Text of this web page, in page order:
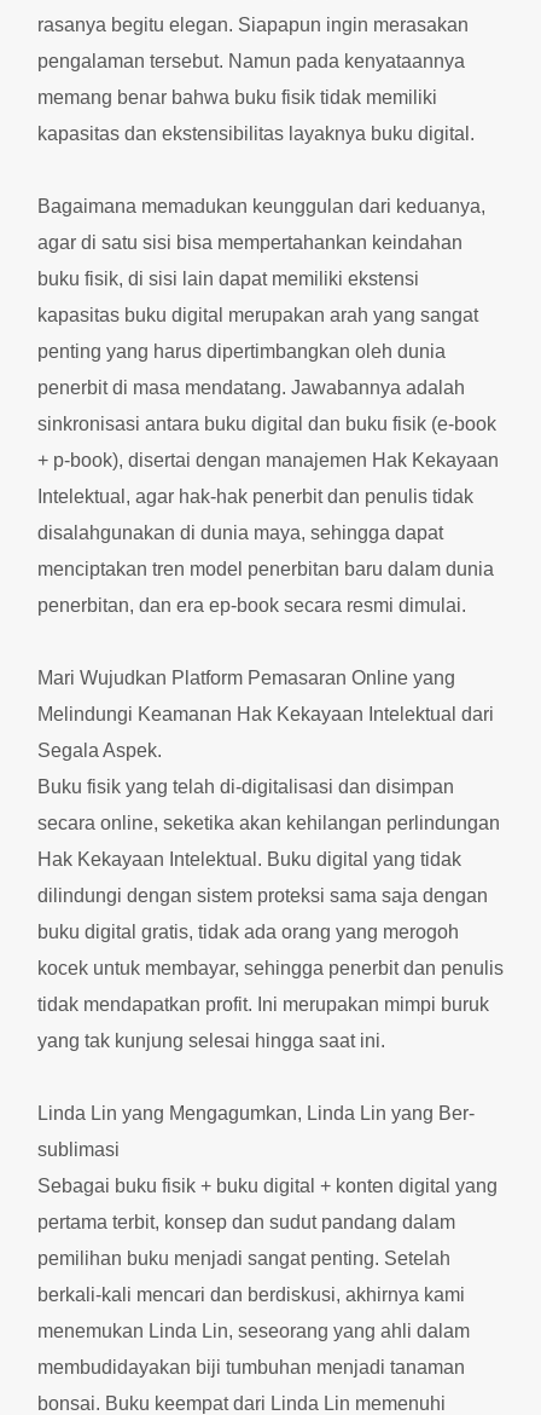
rasanya begitu elegan. Siapapun ingin merasakan
pengalaman tersebut. Namun pada kenyataannya
memang benar bahwa buku fisik tidak memiliki
kapasitas dan ekstensibilitas layaknya buku digital.
Bagaimana memadukan keunggulan dari keduanya,
agar di satu sisi bisa mempertahankan keindahan
buku fisik, di sisi lain dapat memiliki ekstensi
kapasitas buku digital merupakan arah yang sangat
penting yang harus dipertimbangkan oleh dunia
penerbit di masa mendatang. Jawabannya adalah
sinkronisasi antara buku digital dan buku fisik (e-book
+ p-book), disertai dengan manajemen Hak Kekayaan
Intelektual, agar hak-hak penerbit dan penulis tidak
disalahgunakan di dunia maya, sehingga dapat
menciptakan tren model penerbitan baru dalam dunia
penerbitan, dan era ep-book secara resmi dimulai.
Mari Wujudkan Platform Pemasaran Online yang
Melindungi Keamanan Hak Kekayaan Intelektual dari
Segala Aspek.
Buku fisik yang telah di-digitalisasi dan disimpan
secara online, seketika akan kehilangan perlindungan
Hak Kekayaan Intelektual. Buku digital yang tidak
dilindungi dengan sistem proteksi sama saja dengan
buku digital gratis, tidak ada orang yang merogoh
kocek untuk membayar, sehingga penerbit dan penulis
tidak mendapatkan profit. Ini merupakan mimpi buruk
yang tak kunjung selesai hingga saat ini.
Linda Lin yang Mengagumkan, Linda Lin yang Ber-
sublimasi
Sebagai buku fisik + buku digital + konten digital yang
pertama terbit, konsep dan sudut pandang dalam
pemilihan buku menjadi sangat penting. Setelah
berkali-kali mencari dan berdiskusi, akhirnya kami
menemukan Linda Lin, seseorang yang ahli dalam
membudidayakan biji tumbuhan menjadi tanaman
bonsai. Buku keempat dari Linda Lin memenuhi